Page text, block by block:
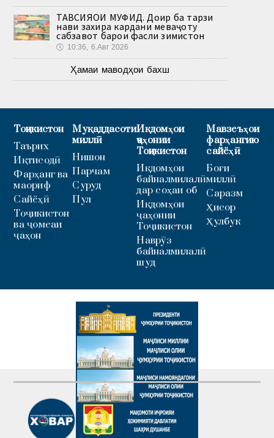
ТАВСИЯҲОИ МУФИД. Доир ба тарзи
нави захира кардани меваҷоту
сабзавот барои фасли зимистон
🕔 10:36, 6.Авг 2026
Ҳамаи маводҳои бахш
Тоҷикистон
Таърих
Иқтисодӣ
Фарҳанг ва
маориф
Сайёҳӣ
Тоҷикистон
ва ҷомеаи
ҷаҳон
Муқаддасоти
миллӣ
Нишон
Парчам
Суруд
Пул
Иқдомҳои
ҷаҳонии
Тоҷикистон
Иқдомҳои
байналмилалӣ
дар соҳаи об
Иқдомҳои
ҷаҳонии
Тоҷикистон
Наврӯз
байналмилалӣ
шуд
Мавзеъҳои
фарҳангию
сайёҳӣ
Боғи
миллӣ
Саразм
Ҳисор
Ҳулбук